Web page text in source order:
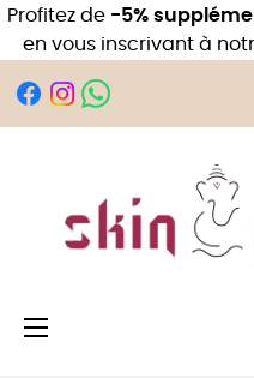
Profitez de-5%
en vous inscrivant à
Basculer
☰